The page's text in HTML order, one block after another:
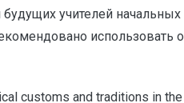
учителей
использовать
customs and traditions in